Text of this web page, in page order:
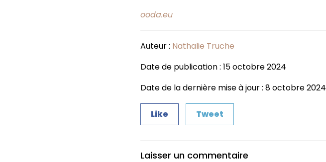
ooda.eu
Auteur : Nathalie Truche
Date de publication : 15 octobre 2024
Date de la dernière mise à jour : 8 octobre 2024
Like Tweet
Laisser un commentaire